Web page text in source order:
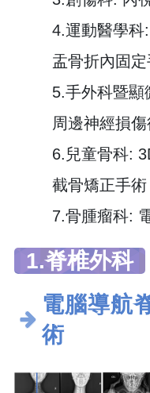
4.運動醫學科
盂骨折內固
5.手外科暨顯
周邊神經損
6.兒童骨科:
截骨矯正手術
7.骨腫瘤科:
1.脊椎外科
電腦導航
術